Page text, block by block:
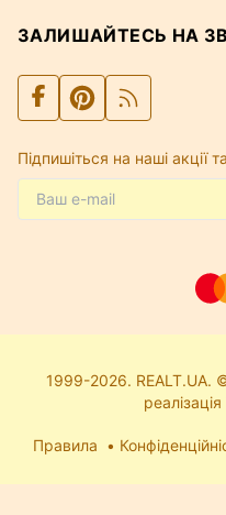
ЗАЛИШАЙТЕСЬ НА
Підпишіться на наші акції
1999-2026. REALT.UA.
Правила